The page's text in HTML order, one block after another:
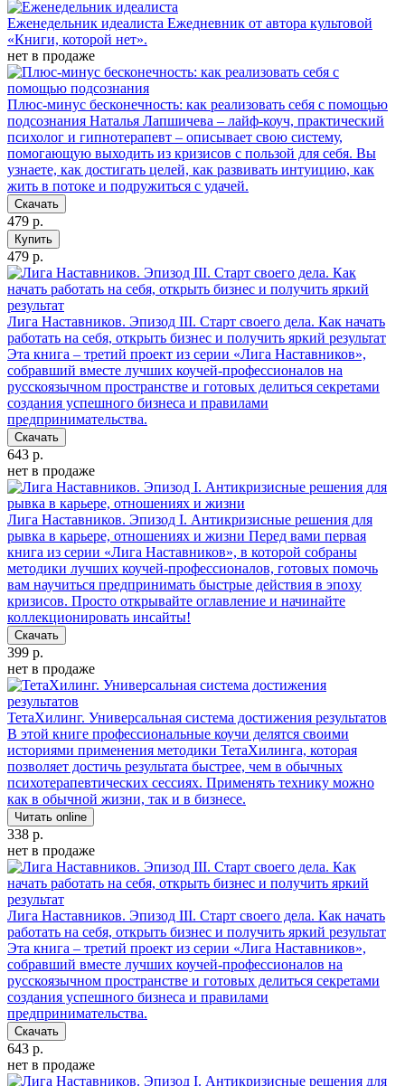
Еженедельник идеалиста Ежедневник от автора культовой
«Книги, которой нет».
нет в продаже
Плюс-минус бесконечность: как реализовать себя с помощью
подсознания Наталья Лапшичева – лайф-коуч, практический
психолог и гипнотерапевт – описывает свою систему,
помогающую выходить из кризисов с пользой для себя. Вы
узнаете, как достигать целей, как развивать интуицию, как
жить в потоке и подружиться с удачей.
Скачать
479 р.
Купить
479 р.
Лига Наставников. Эпизод III. Cтарт своего дела. Как начать
работать на себя, открыть бизнес и получить яркий результат
Эта книга – третий проект из серии «Лига Наставников»,
собравший вместе лучших коучей-профессионалов на
русскоязычном пространстве и готовых делиться секретами
создания успешного бизнеса и правилами
предпринимательства.
Скачать
643 р.
нет в продаже
Лига Наставников. Эпизод I. Антикризисные решения для
рывка в карьере, отношениях и жизни Перед вами первая
книга из серии «Лига Наставников», в которой собраны
методики лучших коучей-профессионалов, готовых помочь
вам научиться предпринимать быстрые действия в эпоху
кризисов. Просто открывайте оглавление и начинайте
коллекционировать инсайты!
Скачать
399 р.
нет в продаже
ТетаХилинг. Универсальная система достижения результатов
В этой книге профессиональные коучи делятся своими
историями применения методики ТетаХилинга, которая
позволяет достичь результата быстрее, чем в обычных
психотерапевтических сессиях. Применять технику можно
как в обычной жизни, так и в бизнесе.
Читать online
338 р.
нет в продаже
Лига Наставников. Эпизод III. Cтарт своего дела. Как начать
работать на себя, открыть бизнес и получить яркий результат
Эта книга – третий проект из серии «Лига Наставников»,
собравший вместе лучших коучей-профессионалов на
русскоязычном пространстве и готовых делиться секретами
создания успешного бизнеса и правилами
предпринимательства.
Скачать
643 р.
нет в продаже